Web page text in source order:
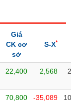
Giá
CK cơ
sở
S-X*
22,400 2,568
70,800 -35,089